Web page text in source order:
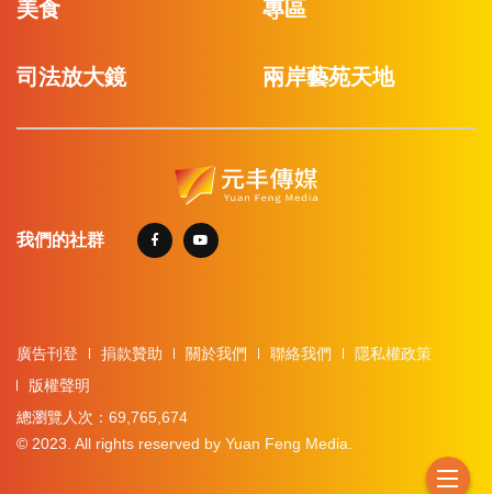
美食 專區
司法放大鏡 兩岸藝苑天地
我們的社群
廣告刊登 捐款贊助 關於我們 聯絡我們
隱私權政策
版權聲明
總瀏覽人次：69,765,674
© 2023. All rights reserved by Yuan Feng Media.